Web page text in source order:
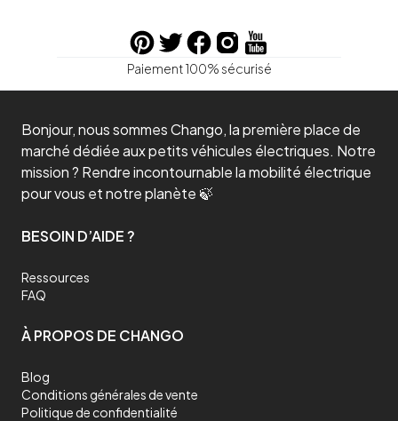
Paiement 100% sécurisé
Bonjour, nous sommes Chango, la première place de
marché dédiée aux petits véhicules électriques. Notre
mission ? Rendre incontournable la mobilité électrique
pour vous et notre planète 🍃
BESOIN D’AIDE ?
Ressources
FAQ
À PROPOS DE CHANGO
Blog
Conditions générales de vente
Politique de confidentialité